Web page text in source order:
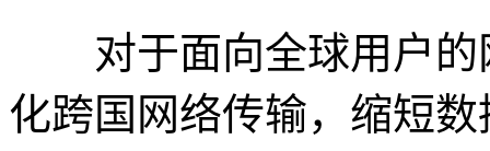
对于面向全球用户的
化跨国网络传输，缩短